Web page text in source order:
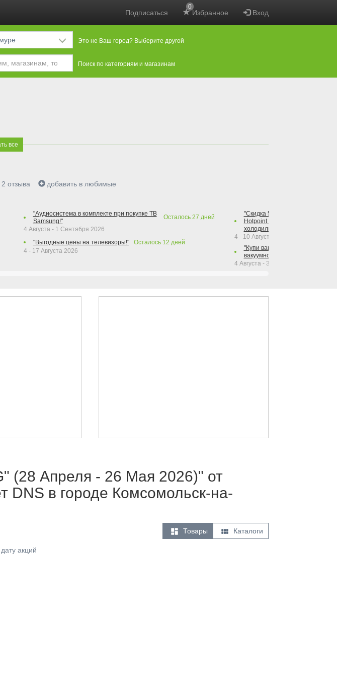
Подписаться Избранное
0
Вход
Это не Ваш город? Выберите другой
Поиск по категориям и магазинам
все
2 отзыва добавить в любимые
"Аудиосистема в комплекте при покупке ТВ
Samsung!"
Осталось 27 дней
4 Августа - 1 Сентября 2026
"Выгодные цены на телевизоры!"
Осталось 12 дней
4 - 17 Августа 2026
"Скидка 50% на варочную
Hotpoint при покупке духового
холодильника Hotpoint!"
4 - 10 Августа 2026
"Купи вакуумный упаковщик +
вакуумного упаковщика =
4 Августа - 30 Сентября 2026
(28 Апреля - 26 Мая 2026)" от
DNS в городе Комсомольск-на-
 Товары  Каталоги
акций